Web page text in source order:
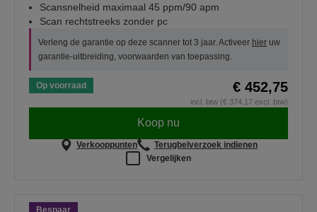
Scansnelheid maximaal 45 ppm/90 apm
Scan rechtstreeks zonder pc
Verleng de garantie op deze scanner tot 3 jaar. Activeer hier uw
garantie-uitbreiding, voorwaarden van toepassing.
Op voorraad € 452,75
incl. btw (€ 374,17 excl. btw)
Koop nu
Verkooppunten
Terugbelverzoek indienen
Vergelijken
Bespaar